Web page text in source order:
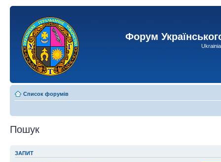
Форум
Список форумів
Пошук
ЗАПИТ